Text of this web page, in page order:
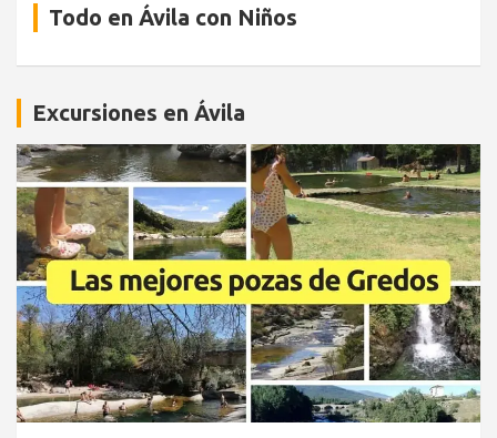
Todo en Ávila con Niños
Excursiones en Ávila